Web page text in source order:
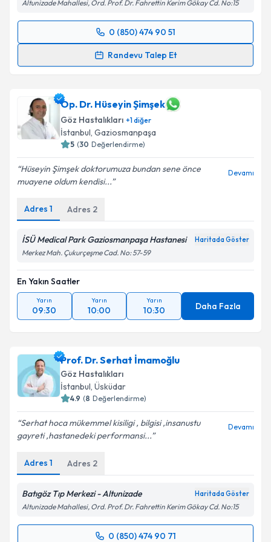
Altunizade Mahallesi, Ord. Prof. Dr. Fahrettin Kerim Gökay Cd. No:15
0 (850) 474 90 51
Randevu Talep Et
Randevu Takvimi Talebi
takvim hazırlandığında e-posta ile bilgilendireceğiz.
E-posta Adresiniz
Kişisel verilerimin işlenmesine ilişkin
kapsamda işlenmesini kabul ediyorum.
Takvim Talebini Gönder
Op. Dr. Hüseyin Şimşek
Göz Hastalıkları +1diğer
İstanbul, Gaziosmanpaşa
5 (30 Değerlendirme)
Hüseyin Şimşek doktorumuza bundan sene önce
muayene oldum kendisi...
Devamı
Adres 1 Adres 2
İSÜ Medical Park Gaziosmanpaşa Hastanesi Haritada Göster
Merkez Mah. Çukurçeşme Cad. No: 57-59
En Yakın Saatler
Yarın
09:30
Yarın
10:00
Yarın
10:30 Daha Fazla
Prof. Dr. Serhat İmamoğlu
Göz Hastalıkları
İstanbul, Üsküdar
4.9 (8 Değerlendirme)
Serhat hoca mükemmel kisiligi , bilgisi ,insanustu
gayreti ,hastanedeki performansi...
Devamı
Adres 1 Adres 2
Batıgöz Tıp Merkezi - Altunizade Haritada Göster
Altunizade Mahallesi, Ord. Prof. Dr. Fahrettin Kerim Gökay Cd. No:15
0 (850) 474 90 71